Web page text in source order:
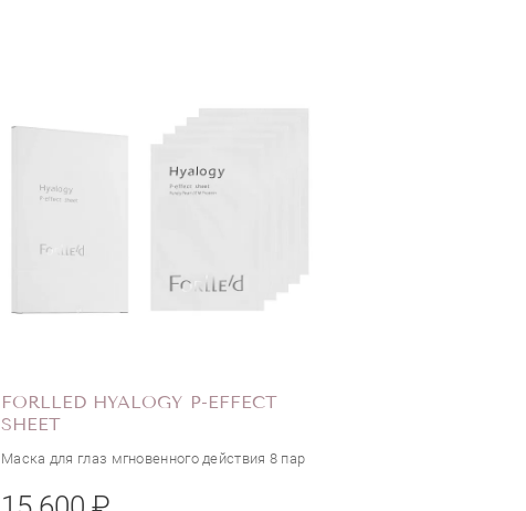
FORLLED HYALOGY P-EFFECT
SHEET
Маска для глаз мгновенного действия 8 пар